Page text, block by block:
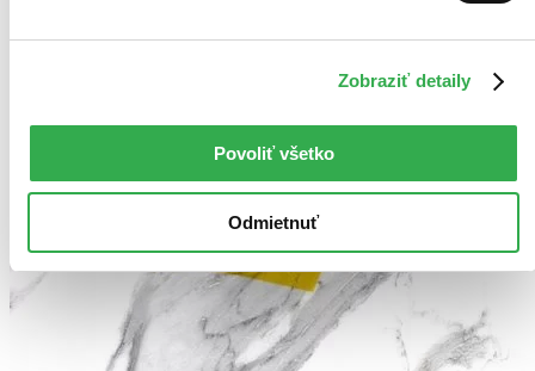
Zobraziť detaily
Povoliť všetko
Odmietnuť